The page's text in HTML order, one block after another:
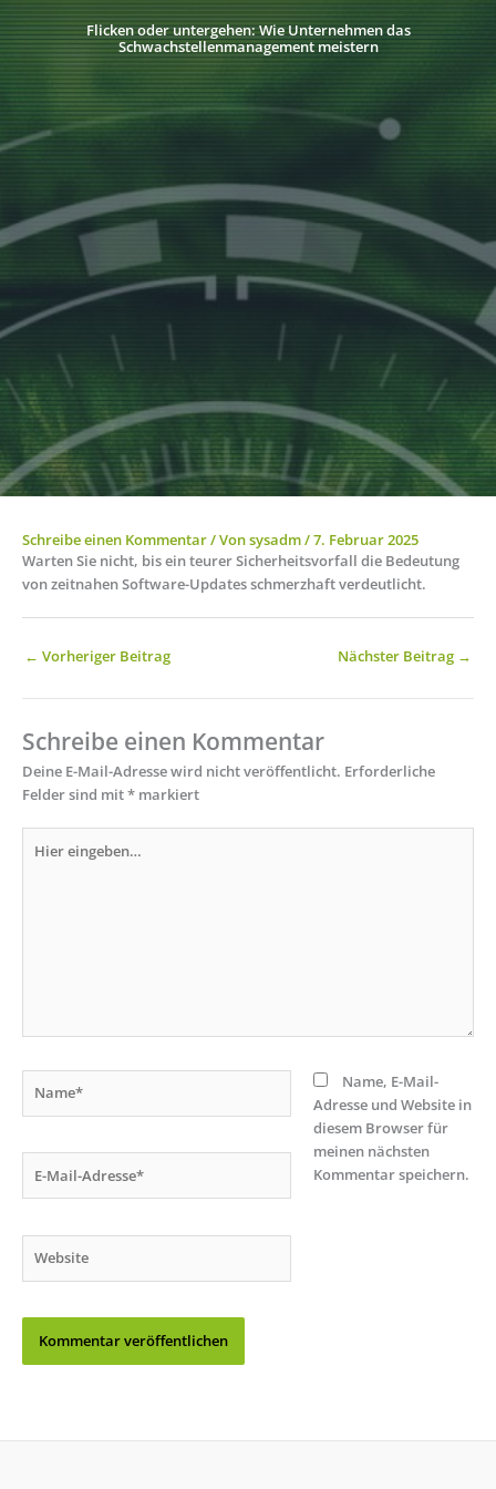
Flicken oder untergehen: Wie Unternehmen das
Schwachstellenmanagement meistern
Schreibe einen Kommentar/ Vonsysadm/7. Februar 2025
Warten Sie nicht, bis ein teurer Sicherheitsvorfall die Bedeutung
von zeitnahen Software-Updates schmerzhaft verdeutlicht.
← Vorheriger Beitrag Nächster Beitrag →
Schreibe einen Kommentar
Deine E-Mail-Adresse wird nicht veröffentlicht. Erforderliche
Felder sind mit* markiert
eingeben…
Mail-
Name, E-Mail-
Adresse und Website in
diesem Browser für
meinen nächsten
Kommentar speichern.